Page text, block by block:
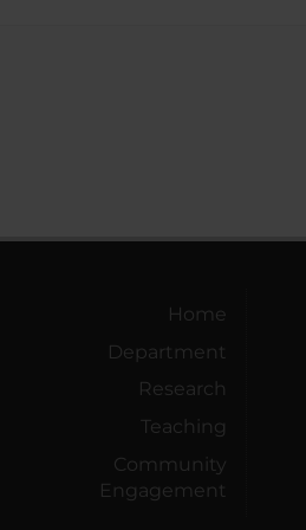
Home
Department
Research
Teaching
Community
Engagement